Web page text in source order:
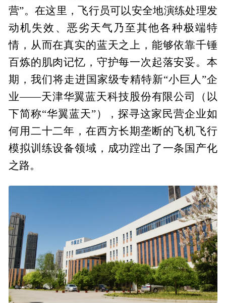
营”。在这里，飞行员可以安全地演练处理发
动机失效、恶劣天气乃至其他各种极端特
情，从而在真实的蓝天之上，能够依靠千锤
百炼的肌肉记忆，守护每一次起落安妥。本
期，我们将走进国家级专精特新“小巨人”企
业——天津华翼蓝天科技股份有限公司（以
下简称“华翼蓝天”），探寻这家民营企业如
何用二十二年，在西方长期垄断的飞机飞行
模拟训练设备领域，成功蹚出了一条国产化
之路。